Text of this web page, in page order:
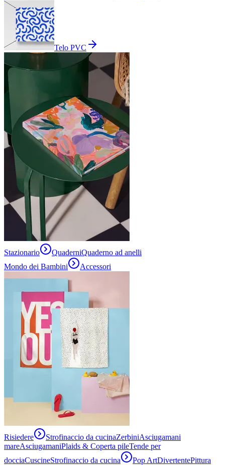
Telo PVC
Stazionario QuaderniQuaderno ad anelli
Mondo dei Bambini
Accessori
Risiedere Strofinaccio da cucinaZerbiniAsciugamani
mareAsciugamaniPlaids & Coperta pileTende per
docciaCuscineStrofinaccio da cucina Pop ArtDivertentePittura